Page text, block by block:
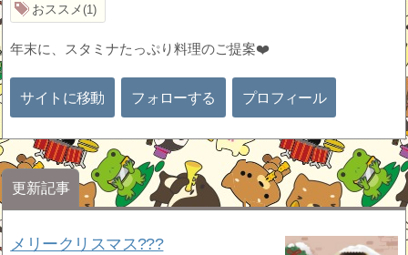
おススメ 1
年末に、スタミナたっぷり料理のご提案❤️
サイトに移動 フォローする プロフィール
更新記事
メリークリスマス???